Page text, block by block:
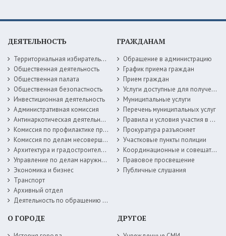
ДЕЯТЕЛЬНОСТЬ
Территориальная избирательная комиссия
Общественная деятельность
Общественная палата
Общественная безопастность
Инвестиционная деятельность
Административная комиссия
Антинаркотическая деятельность
Комиссия по профилактике правонарушений
Комиссия по делам несовершеннолетних
Архитектура и градостроительство
Управление по делам наружной рекламы
Экономика и бизнес
Транспорт
Архивный отдел
Деятельность по обращению с животными без владельцев
ГРАЖДАНАМ
Обращение в администрацию
График приема граждан
Прием граждан
Услуги доступные для получения в электронной форме
Муниципальные услуги
Перечень муниципальных услуг
Правила и условия участия в жилищных программах
Прокуратура разъясняет
Участковые пункты полиции
Координационные и совещательные органы
Правовое просвещение
Публичные слушания
О ГОРОДЕ ДРУГОЕ